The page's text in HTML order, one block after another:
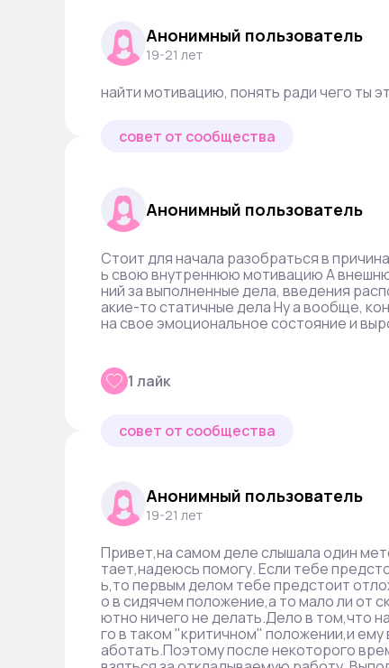
Анонимный пользователь
19-21 лет
найти мотивацию, понять ради чего ты
совет от сообщества
Анонимный пользователь
Стоит для начала разобраться в
ь свою внутреннюю мотивацию А
ний за выполненные дела, введения
акие-то статичные дела Ну а вообще,
на свое эмоциональное состояние и
1 лайк
совет от сообщества
Анонимный пользователь
19-21 лет
Привет,на самом деле слышала один
тает,надеюсь помогу. Если тебе
ь,то первым делом тебе предстоит
о в сидячем положение,а то мало ли от
ютно ничего не делать.Дело в том,что
го в таком "критичном" положении,и
аботать.Поэтому после некоторого